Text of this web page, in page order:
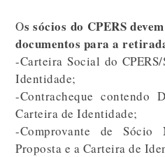
Os sócios do CPERS
documentos para a
-Carteira Social do
Identidade;
-Contracheque contendo
Carteira de Identidade;
-Comprovante de
Proposta e a Carteira de